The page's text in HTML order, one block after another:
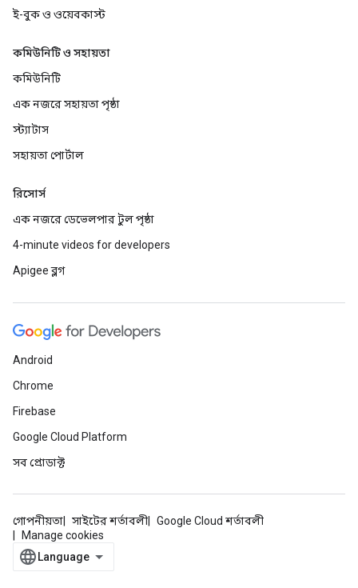
ই-বুক ও ওয়েবকাস্ট
কমিউনিটি ও সহায়তা
কমিউনিটি
এক নজরে সহায়তা পৃষ্ঠা
স্ট্যাটাস
সহায়তা পোর্টাল
রিসোর্স
এক নজরে ডেভেলপার টুল পৃষ্ঠা
4-minute videos for developers
Apigee ব্লগ
Android
Chrome
Firebase
Google Cloud Platform
সব প্রোডাক্ট
গোপনীয়তা সাইটের শর্তাবলী
Google Cloud শর্তাবলী
Manage cookies